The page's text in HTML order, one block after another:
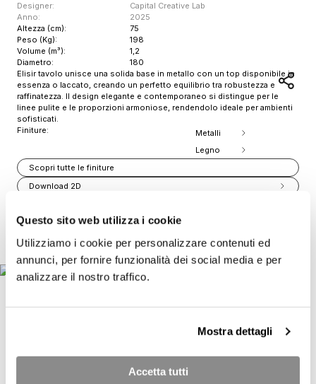
Questo sito web utilizza i cookie
Utilizziamo i cookie per personalizzare contenuti ed
annunci, per fornire funzionalità dei social media e per
analizzare il nostro traffico.
Mostra dettagli
Accetta tutti
Designer:
Anno:
Capital Creative Lab
2025
Altezza (cm):
Peso (Kg):
Volume (m³):
Diametro:
75
198
1,2
180
Item
1
of
Elisir tavolo unisce una solida base in metallo con un top disponibile in
essenza o laccato, creando un perfetto equilibrio tra robustezza e
raffinatezza. Il design elegante e contemporaneo si distingue per le
linee pulite e le proporzioni armoniose, rendendolo ideale per ambienti
sofisticati.
Finiture:
Metalli
Legno
Scopri tutte le finiture
Download 2D
Stampa scheda prodotto